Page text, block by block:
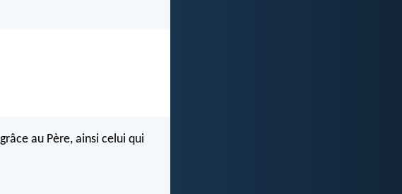
au Père, ainsi celui qui